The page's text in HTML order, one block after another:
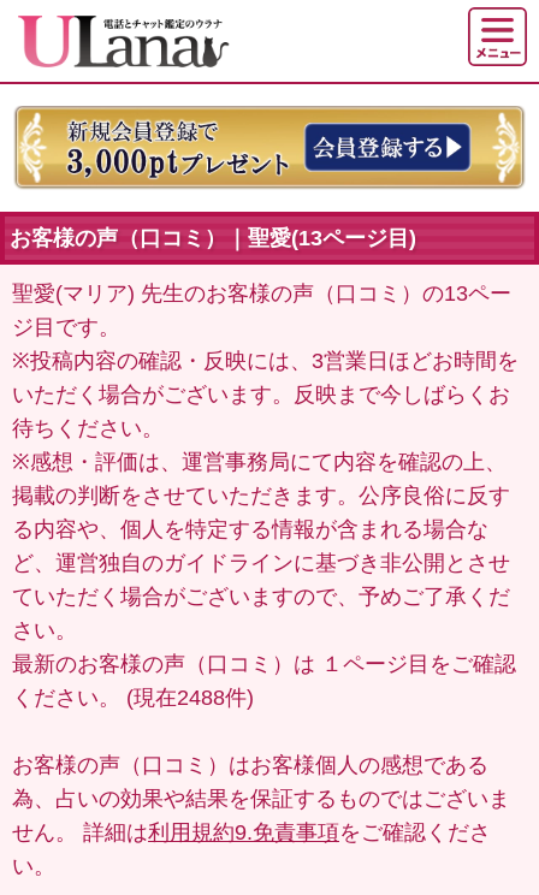
お客様の声（口コミ）｜聖愛(13ページ目)
聖愛(マリア) 先生のお客様の声（口コミ）の13ペー
ジ目です。
※投稿内容の確認・反映には、3営業日ほどお時間を
いただく場合がございます。反映まで今しばらくお
待ちください。
※感想・評価は、運営事務局にて内容を確認の上、
掲載の判断をさせていただきます。公序良俗に反す
る内容や、個人を特定する情報が含まれる場合な
ど、運営独自のガイドラインに基づき非公開とさせ
ていただく場合がございますので、予めご了承くだ
さい。
最新のお客様の声（口コミ）は １ページ目 をご確認
ください。 (現在2488件)
お客様の声（口コミ）はお客様個人の感想である
為、占いの効果や結果を保証するものではございま
せん。 詳細は利用規約9.免責事項をご確認くださ
い。